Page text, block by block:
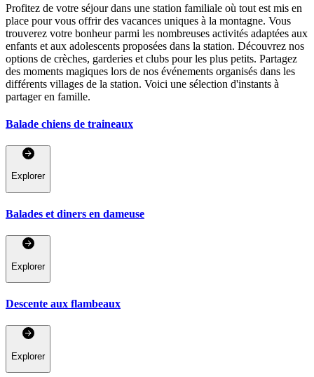
Profitez de votre séjour dans une station familiale où tout est mis en
place pour vous offrir des vacances uniques à la montagne. Vous
trouverez votre bonheur parmi les nombreuses activités adaptées aux
enfants et aux adolescents proposées dans la station. Découvrez nos
options de crèches, garderies et clubs pour les plus petits. Partagez
des moments magiques lors de nos événements organisés dans les
différents villages de la station. Voici une sélection d'instants à
partager en famille.
Balade chiens de traineaux
Explorer
Balades et diners en dameuse
Explorer
Descente aux flambeaux
Explorer